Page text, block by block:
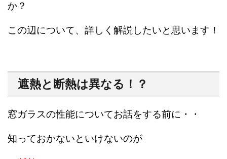
か？
この辺について、詳しく解説したいと思います！
遮熱と断熱は異なる！？
窓ガラスの性能についてお話をする前に・・
知っておかないといけないのが